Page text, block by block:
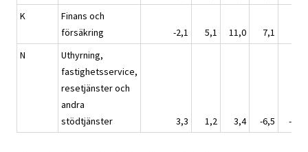
K
Finans och
försäkring
-2,1 5,1 11,0 7,1
N
Uthyrning,
fastighetsservice,
resetjänster och
andra
stödtjänster
3,3 1,2 3,4 -6,5 -2,8